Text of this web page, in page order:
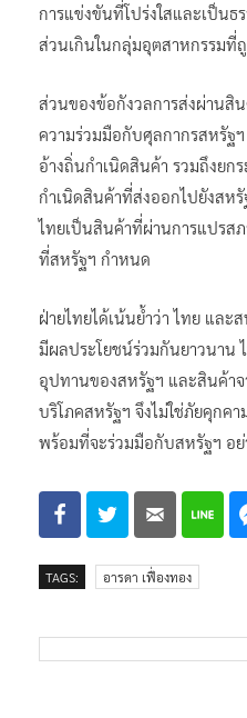
การแข่งขันที่โปร่งใสและเป็นธ
ส่วนเกินในกลุ่มอุตสาหกรรมที่
ส่วนของข้อกังวลการส่งผ่านสิน
ความร่วมมือกับศุลกากรสหรัฐ
อ้างถิ่นกำเนิดสินค้า รวมถึงยก
กำเนิดสินค้าที่ส่งออกไปยังสหรั
ไทยเป็นสินค้าที่ผ่านการแปรส
ที่สหรัฐฯ กำหนด
ฝ่ายไทยได้เน้นย้ำว่า ไทย แล
มีผลประโยชน์ร่วมกันยาวนาน
อุปทานของสหรัฐฯ และสินค้า
บริโภคสหรัฐฯ จึงไม่ใช่ภัยคุกค
พร้อมที่จะร่วมมือกับสหรัฐฯ อย่
TAGS: อารดา เฟื่องทอง